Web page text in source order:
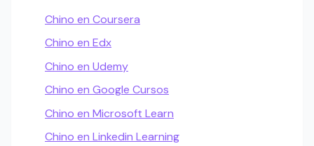
Chino en Coursera
Chino en Edx
Chino en Udemy
Chino en Google Cursos
Chino en Microsoft Learn
Chino en Linkedin Learning